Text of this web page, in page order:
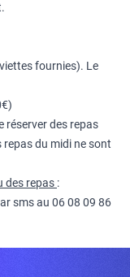
fournies). Le
réserver des repas
du midi ne sont
des repas :
sms au 06 08 09 86